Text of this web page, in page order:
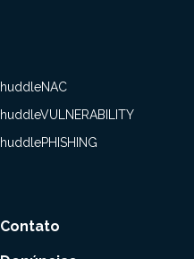
huddleNAC
huddleVULNERABILITY
huddlePHISHING
Contato